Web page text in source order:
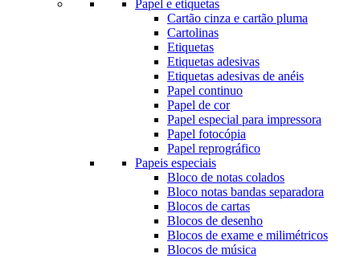
Papel e etiquetas
Cartão cinza e cartão pluma
Cartolinas
Etiquetas
Etiquetas adesivas
Etiquetas adesivas de anéis
Papel continuo
Papel de cor
Papel especial para impressora
Papel fotocópia
Papel reprográfico
Papeis especiais
Bloco de notas colados
Bloco notas bandas separadora
Blocos de cartas
Blocos de desenho
Blocos de exame e milimétricos
Blocos de música